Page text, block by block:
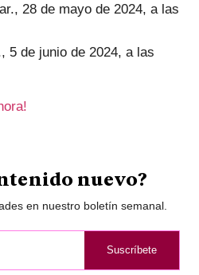
28 de mayo de 2024, a las
5 de junio de 2024, a las
nuevo?
en nuestro boletín semanal.
Suscríbete